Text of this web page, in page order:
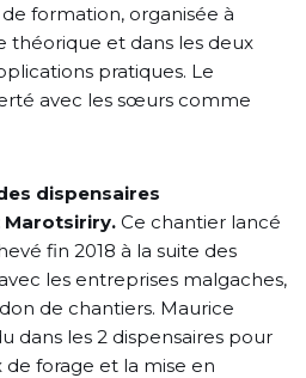
de formation, organisée à
théorique et dans les deux
pratiques. Le
avec les sœurs comme
dispensaires
Marotsiriry. Ce chantier lancé
fin 2018 à la suite des
les entreprises malgaches,
de chantiers. Maurice
dans les 2 dispensaires pour
forage et la mise en